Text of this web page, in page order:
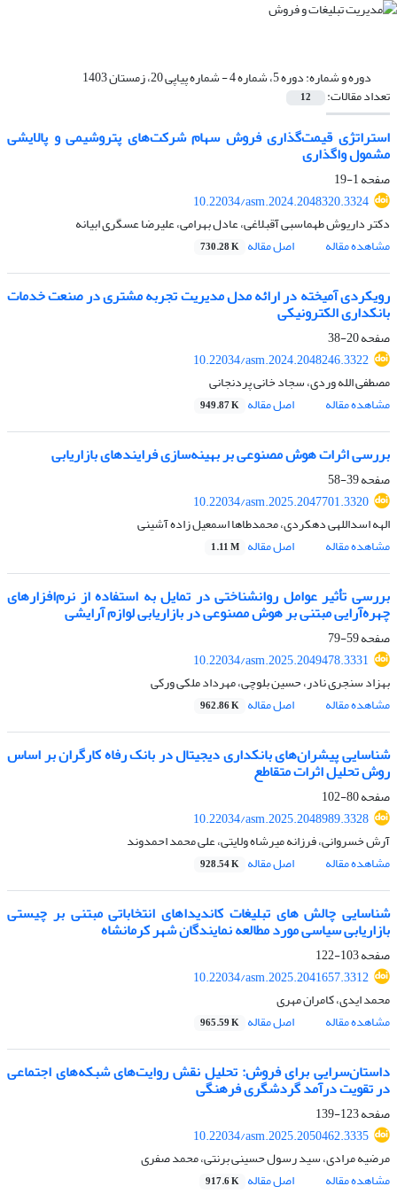
دوره و شماره:دوره 5، شماره 4 - شماره پیاپی 20، زمستان 1403
تعداد مقالات: 12
استراتژی قیمت‌گذاری فروش سهام شرکت‌های پتروشیمی و پالایشی
مشمول واگذاری
صفحه1-19
10.22034/asm.2024.2048320.3324
دکتر داریوش طهماسبی آقبلاغی، عادل بهرامی، علیرضا عسگری ابیانه
مشاهده مقاله
اصل مقاله 730.28 K
رویکردی آمیخته در ارائه مدل مدیریت تجربه مشتری در صنعت خدمات
بانکداری الکترونیکی
صفحه20-38
10.22034/asm.2024.2048246.3322
مصطفی الله وردی، سجاد خانی پردنجانی
مشاهده مقاله
اصل مقاله 949.87 K
بررسی اثرات هوش مصنوعی بر بهینه‌سازی فرایندهای بازاریابی
صفحه39-58
10.22034/asm.2025.2047701.3320
الهه اسداللهی دهکردی، محمدطاها اسمعیل زاده آشینی
مشاهده مقاله
اصل مقاله 1.11 M
بررسی تأثیر عوامل روانشناختی در تمایل به استفاده از نرم‌افزارهای
چهره‌آرایی مبتنی بر هوش مصنوعی در بازاریابی لوازم آرایشی
صفحه59-79
10.22034/asm.2025.2049478.3331
بهزاد سنجری نادر، حسین بلوچی، مهرداد ملکی ورکی
مشاهده مقاله
اصل مقاله 962.86 K
شناسایی پیشران‌های بانکداری دیجیتال در بانک رفاه کارگران بر اساس
روش تحلیل اثرات متقاطع
صفحه80-102
10.22034/asm.2025.2048989.3328
آرش خسروانی، فرزانه میرشاه ولایتی، علی محمد احمدوند
مشاهده مقاله
اصل مقاله 928.54 K
شناسایی چالش های تبلیغات کاندیداهای انتخاباتی مبتنی بر چیستی
بازاریابی سیاسی مورد مطالعه نمایندگان شهر کرمانشاه
صفحه103-122
10.22034/asm.2025.2041657.3312
محمد ایدی، کامران مهری
مشاهده مقاله
اصل مقاله 965.59 K
داستان‌سرایی برای فروش: تحلیل نقش روایت‌های شبکه‌های اجتماعی
در تقویت درآمد گردشگری فرهنگی
صفحه123-139
10.22034/asm.2025.2050462.3335
مرضیه مرادی، سید رسول حسینی برنتی، محمد صفری
مشاهده مقاله
اصل مقاله 917.6 K